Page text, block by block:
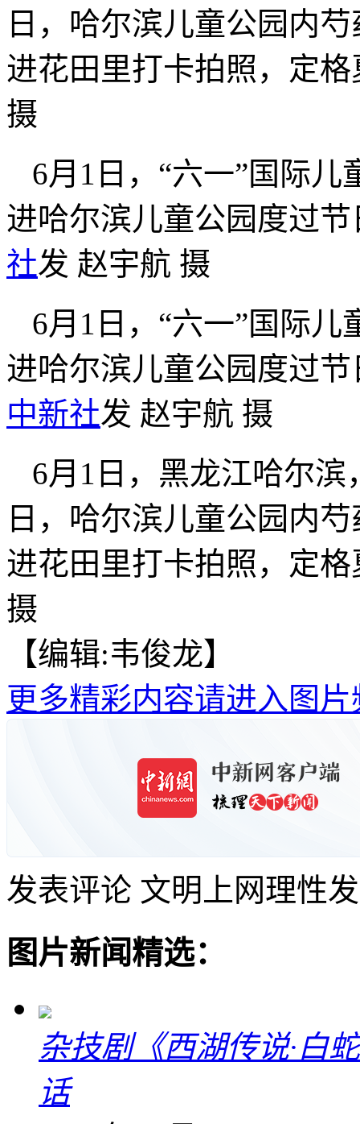
日，哈尔滨儿童公园内
进花田里打卡拍照，定
摄
6月1日，“六一”国际
进哈尔滨儿童公园度过
社发 赵宇航 摄
6月1日，“六一”国际
进哈尔滨儿童公园度过
中新社发 赵宇航 摄
6月1日，黑龙江哈尔
日，哈尔滨儿童公园内
进花田里打卡拍照，定
摄
【编辑:韦俊龙】
更多精彩内容请进入图片
发表评论 文明上网理性
图片新闻精选：
杂技剧《西湖传说·白
话